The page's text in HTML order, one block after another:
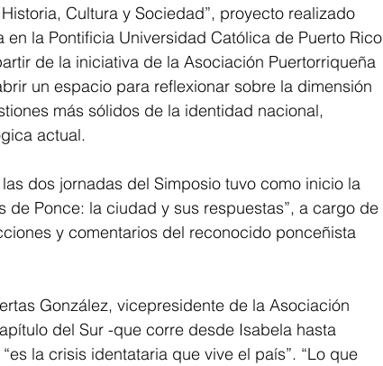
Cultura y Sociedad”, proyecto realizado
la Pontificia Universidad Católica de Puerto Rico
de la iniciativa de la Asociación Puertorriqueña
un espacio para reflexionar sobre la dimensión
más sólidos de la identidad nacional,
actual.
dos jornadas del Simposio tuvo como inicio la
de Ponce: la ciudad y sus respuestas”, a cargo de
y comentarios del reconocido ponceñista
González, vicepresidente de la Asociación
del Sur -que corre desde Isabela hasta
la crisis identataria que vive el país”. “Lo que